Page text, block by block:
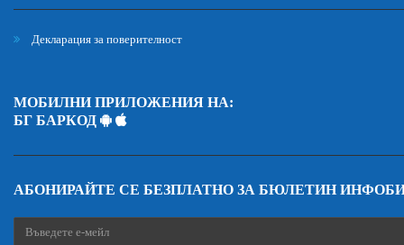
Декларация за поверителност
МОБИЛНИ ПРИЛОЖЕНИЯ НА:
БГ БАРКОД
АБОНИРАЙТЕ СЕ БЕЗПЛАТНО ЗА БЮЛЕТИН